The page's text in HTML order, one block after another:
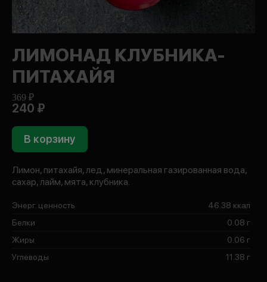
ЛИМОНАД КЛУБНИКА-
ПИТАХАЙЯ
369 ₽
240 ₽
В корзину
Лимон, питахайя, лед, минеральная газированная вода,
сахар, лайм, мята, клубника.
Энерг. ценность
46.38 ккал
Белки
0.08 г
Жиры
0.06 г
Углеводы
11.38 г